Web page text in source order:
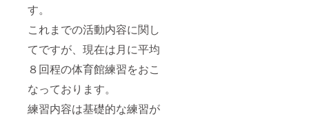
す。
これまでの活動内容に関し
てですが、現在は月に平均
８回程の体育館練習をおこ
なっております。
練習内容は基礎的な練習が